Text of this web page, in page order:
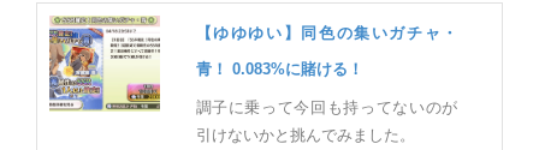
【ゆゆゆい】同色の集いガチャ・
青！ 0.083%に賭ける！
調子に乗って今回も持ってないのが
引けないかと挑んでみました。